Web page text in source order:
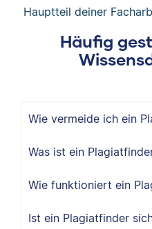
Hauptteil deiner
Häufig
Wie vermeide ich ein
Was ist ein
Wie funktioniert ein
Ist ein Plagiatfinder